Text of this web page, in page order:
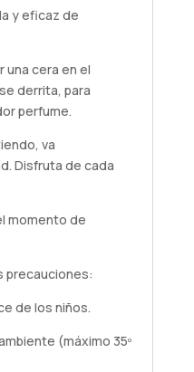
y eficaz de
una cera en el
derrita, para
perfume.
va
Disfruta de cada
momento de
precauciones:
de los niños.
(máximo 35º